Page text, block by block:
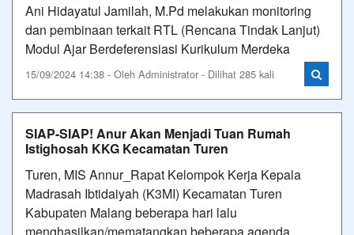
Ani Hidayatul Jamilah, M.Pd melakukan monitoring
dan pembinaan terkait RTL (Rencana Tindak Lanjut)
Modul Ajar Berdeferensiasi Kurikulum Merdeka
15/09/2024 14:38 - Oleh Administrator - Dilihat 285 kali
SIAP-SIAP! Anur Akan Menjadi Tuan Rumah
Istighosah KKG Kecamatan Turen
Turen, MIS Annur_Rapat Kelompok Kerja Kepala
Madrasah Ibtidaiyah (K3MI) Kecamatan Turen
Kabupaten Malang beberapa hari lalu
menghasilkan/mematangkan beberapa agenda